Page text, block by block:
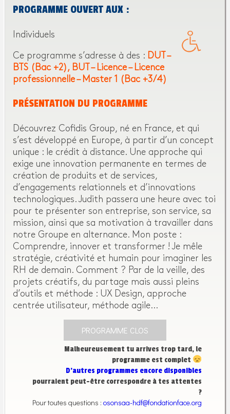
PROGRAMME OUVERT AUX :
Individuels
Ce programme s’adresse à des : DUT –
BTS (Bac +2)
BUT – Licence – Licence
professionnelle – Master 1 (Bac +3/4)
PRÉSENTATION DU PROGRAMME
Découvrez Cofidis Group, né en France, et qui
s’est développé en Europe, à partir d’un concept
unique : le crédit à distance. Une approche qui
exige une innovation permanente en termes de
création de produits et de services,
d’engagements relationnels et d’innovations
technologiques. Judith passera une heure avec toi
pour te présenter son entreprise, son service, sa
mission, ainsi que sa motivation à travailler dans
notre Groupe en alternance. Mon poste :
Comprendre, innover et transformer ! Je mêle
stratégie, créativité et humain pour imaginer les
RH de demain. Comment ? Par de la veille, des
projets créatifs, du partage mais aussi pleins
d’outils et méthode : UX Design, approche
centrée utilisateur, méthode agile…
PROGRAMME CLOS
Malheureusement tu arrives trop tard, le
programme est complet
D’autres programmes encore disponibles
pourraient peut-être correspondre à tes attentes
?
Pour toutes questions : osonsaa-hdf@fondationface.org